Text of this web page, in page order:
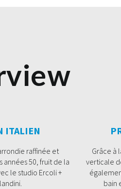
ITALIEN
raffinée et
années 50, fruit de la
le studio Ercoli +
Grâce à
verticale
bain